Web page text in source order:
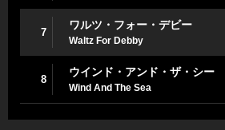
7
ワルツ・フォー・デビー
Waltz For Debby
8
ウインド・アンド・ザ・シー
Wind And The Sea